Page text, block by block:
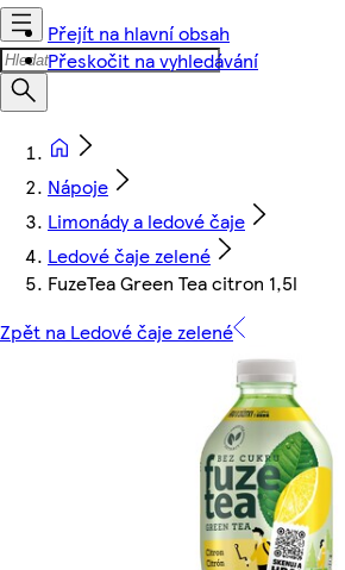
Přejít na hlavní obsah
Přeskočit na vyhledávání
Nápoje
Limonády a ledové čaje
Ledové čaje zelené
FuzeTea Green Tea citron 1,5l
Zpět na Ledové čaje zelené